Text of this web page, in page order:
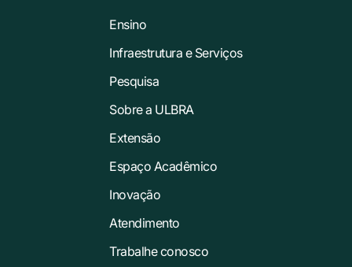
Ensino
Infraestrutura e Serviços
Pesquisa
Sobre a ULBRA
Extensão
Espaço Acadêmico
Inovação
Atendimento
Trabalhe conosco